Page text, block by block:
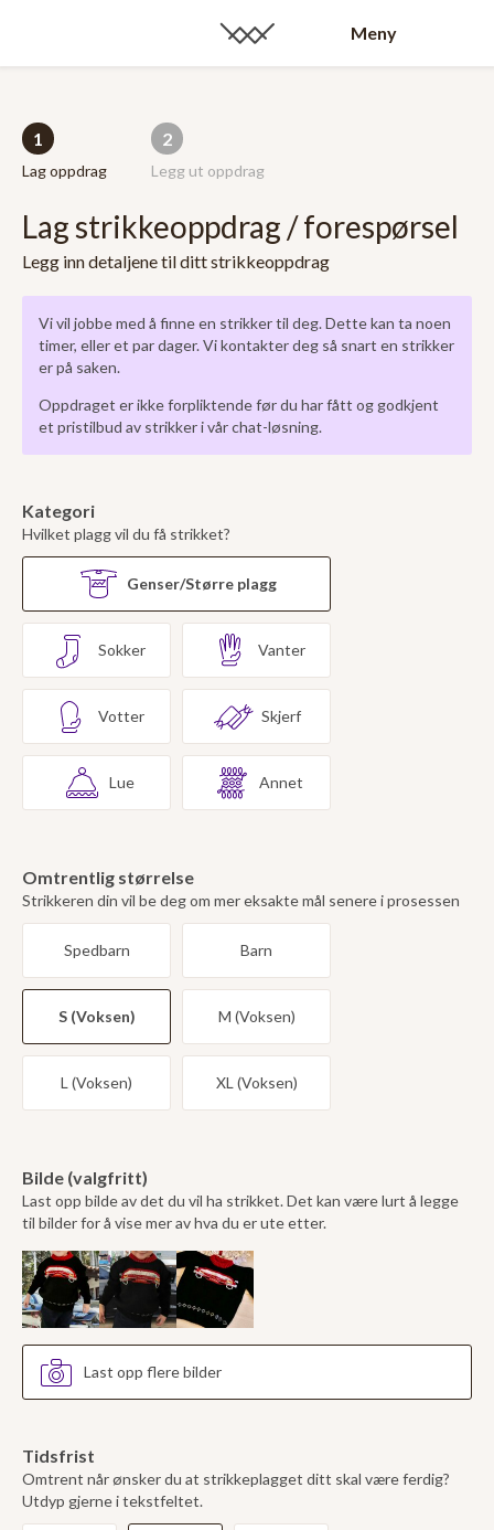
Meny
1
Lag oppdrag
2
Legg ut oppdrag
Lag strikkeoppdrag / forespørsel
Legg inn detaljene til ditt strikkeoppdrag
Vi vil jobbe med å finne en strikker til deg. Dette kan ta noen
timer, eller et par dager. Vi kontakter deg så snart en strikker
er på saken.
Oppdraget er ikke forpliktende før du har fått og godkjent
et pristilbud av strikker i vår chat-løsning.
Kategori
Hvilket plagg vil du få strikket?
Genser/Større plagg
Sokker Vanter
Votter Skjerf
Lue Annet
Omtrentlig størrelse
Strikkeren din vil be deg om mer eksakte mål senere i prosessen
Spedbarn Barn
S (Voksen) M (Voksen)
L (Voksen) XL (Voksen)
Bilde (valgfritt)
Last opp bilde av det du vil ha strikket. Det kan være lurt å legge
til bilder for å vise mer av hva du er ute etter.
Last opp flere bilder
Tidsfrist
Omtrent når ønsker du at strikkeplagget ditt skal være ferdig?
Utdyp gjerne i tekstfeltet.